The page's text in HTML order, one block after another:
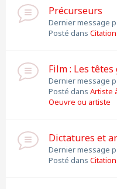
Précurseurs
Dernier message
Posté dans
Film : Les têtes
Dernier message
Posté dans Artiste
Oeuvre ou artiste
Dictatures et
Dernier message
Posté dans